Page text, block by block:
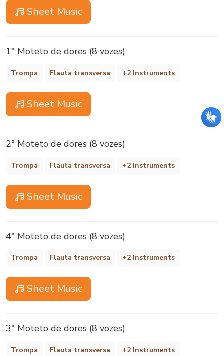
Sheet Music
1° Moteto de dores (8 vozes)
Trompa Flauta transversa +2 Instruments
Sheet Music
2° Moteto de dores (8 vozes)
Trompa Flauta transversa +2 Instruments
Sheet Music
4° Moteto de dores (8 vozes)
Trompa Flauta transversa +2 Instruments
Sheet Music
3° Moteto de dores (8 vozes)
Trompa Flauta transversa +2 Instruments